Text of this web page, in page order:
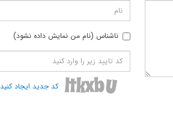
ناشناس (نام من نمایش داده نشود)
کد جدید ایجاد کنید